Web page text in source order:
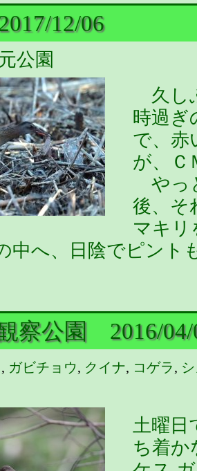
12/06
公園
久し
時過
で、赤
が、Ｃ
やっ
後、そ
マキリ
中へ、日陰でピント
察公園 2016/04/
, ガビチョウ, クイナ, コゲラ,
土曜日
ち着か